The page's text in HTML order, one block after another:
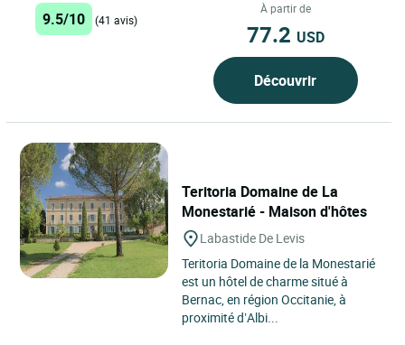
9.5/10 (41 avis)
À partir de
77.2 USD
Découvrir
Teritoria Domaine de La
Monestarié - Maison d'hôtes
Labastide De Levis
Teritoria Domaine de la Monestarié
est un hôtel de charme situé à
Bernac, en région Occitanie, à
proximité d’Albi...